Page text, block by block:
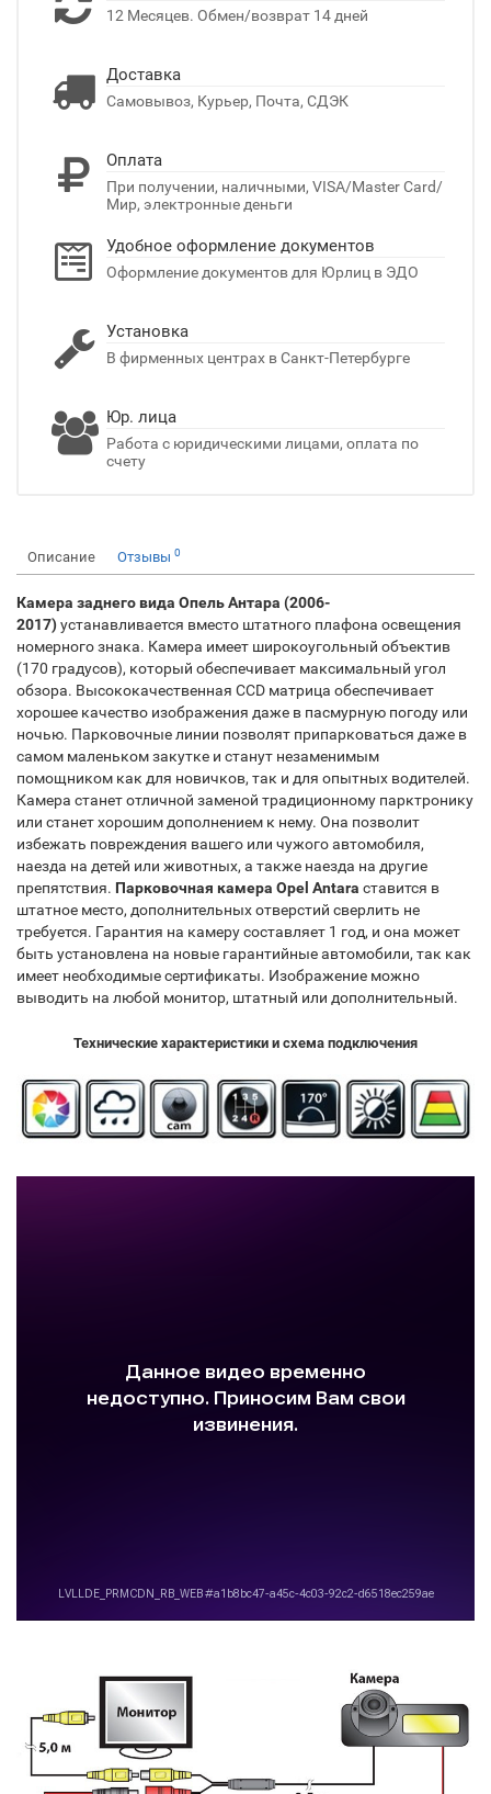
12 Месяцев. Обмен/возврат 14 дней
Доставка
Самовывоз, Курьер, Почта, СДЭК
Оплата
При получении, наличными, VISA/Master Card/
Мир, электронные деньги
Удобное оформление документов
Оформление документов для Юрлиц в ЭДО
Установка
В фирменных центрах в Санкт-Петербурге
Юр. лица
Работа с юридическими лицами, оплата по
счету
Описание Отзывы 0
Камера заднего вида Опель Антара (2006-
2017)устанавливается вместо штатного плафона освещения
номерного знака. Камера имеет широкоугольный объектив
(170 градусов), который обеспечивает максимальный угол
обзора. Высококачественная CCD матрица обеспечивает
хорошее качество изображения даже в пасмурную погоду или
ночью. Парковочные линии позволят припарковаться даже в
самом маленьком закутке и станут незаменимым
помощником как для новичков, так и для опытных водителей.
Камера станет отличной заменой традиционному парктронику
или станет хорошим дополнением к нему. Она позволит
избежать повреждения вашего или чужого автомобиля,
наезда на детей или животных, а также наезда на другие
препятствия. Парковочная камера Opel Antara ставится в
штатное место, дополнительных отверстий сверлить не
требуется. Гарантия на камеру составляет 1 год, и она может
быть установлена на новые гарантийные автомобили, так как
имеет необходимые сертификаты. Изображение можно
выводить на любой монитор, штатный или дополнительный.
Технические характеристики и схема подключения